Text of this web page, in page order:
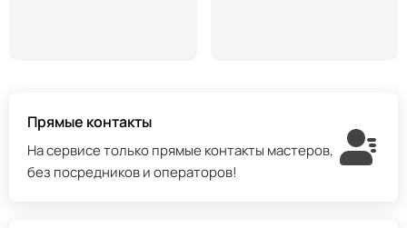
Прямые контакты
На сервисе только прямые контакты мастеров,
без посредников и операторов!